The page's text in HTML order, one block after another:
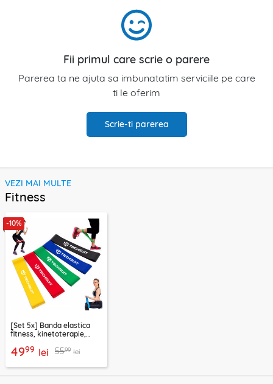
Fii primul care scrie o parere
Parerea ta ne ajuta sa imbunatatim serviciile pe care
ti le oferim
Scrie-ti parerea
VEZI MAI MULTE
Fitness
-10%
[Set 5x] Banda elastica
fitness, kinetoterapie,
4999 lei 5599 lei